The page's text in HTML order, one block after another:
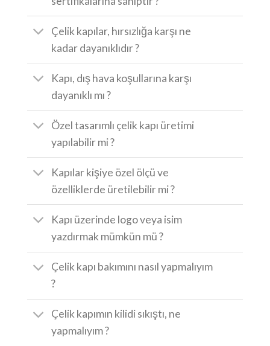
Çelik kapılar, hırsızlığa karşı ne
kadar dayanıklıdır ?
Kapı, dış hava koşullarına karşı
dayanıklı mı ?
Özel tasarımlı çelik kapı üretimi
yapılabilir mi ?
Kapılar kişiye özel ölçü ve
özelliklerde üretilebilir mi ?
Kapı üzerinde logo veya isim
yazdırmak mümkün mü ?
Çelik kapı bakımını nasıl yapmalıyım
?
Çelik kapımın kilidi sıkıştı, ne
yapmalıyım ?